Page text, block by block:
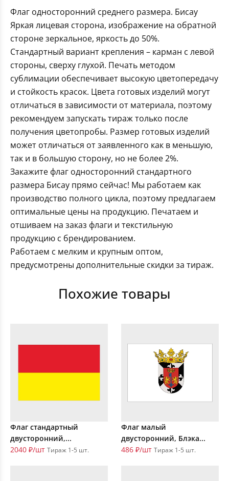
Флаг односторонний среднего размера. Бисау
Яркая лицевая сторона, изображение на обратной
стороне зеркальное, яркость до 50%.
Стандартный вариант крепления – карман с левой
стороны, сверху глухой. Печать методом
сублимации обеспечивает высокую цветопередачу
и стойкость красок. Цвета готовых изделий могут
отличаться в зависимости от материала, поэтому
рекомендуем запускать тираж только после
получения цветопробы. Размер готовых изделий
может отличаться от заявленного как в меньшую,
так и в большую сторону, но не более 2%.
Закажите флаг односторонний стандартного
размера Бисау прямо сейчас! Мы работаем как
производство полного цикла, поэтому предлагаем
оптимальные цены на продукцию. Печатаем и
отшиваем на заказ флаги и текстильную
продукцию с брендированием.
Работаем с мелким и крупным оптом,
предусмотрены дополнительные скидки за тираж.
Похожие товары
Флаг стандартный
двусторонний,...
2040 ₽/шт Тираж 1-5 шт.
Флаг малый
двусторонний, Блэка...
486 ₽/шт Тираж 1-5 шт.